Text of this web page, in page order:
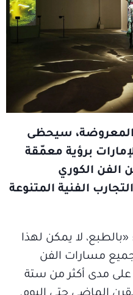
المعروضة، سيحظى
برؤية معمّقة
الفن الكوري
الفنية المتنوعة
«بالطبع، لا يمكن لهذا
مسارات الفن
مدى أكثر من ستة